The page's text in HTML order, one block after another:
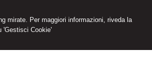
mirate. Per maggiori informazioni, riveda la
'Gestisci Cookie'